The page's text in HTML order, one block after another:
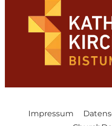
Impressum